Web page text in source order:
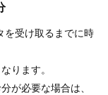
受け取るまでに時
ります。
が必要な場合は、